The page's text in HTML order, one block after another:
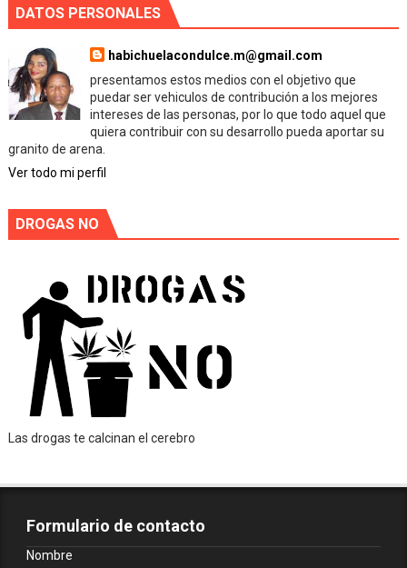
DATOS PERSONALES
habichuelacondulce.m@gmail.com
presentamos estos medios con el objetivo que
puedar ser vehiculos de contribución a los mejores
intereses de las personas, por lo que todo aquel que
quiera contribuir con su desarrollo pueda aportar su
granito de arena.
Ver todo mi perfil
DROGAS NO
Las drogas te calcinan el cerebro
Formulario de contacto
Nombre